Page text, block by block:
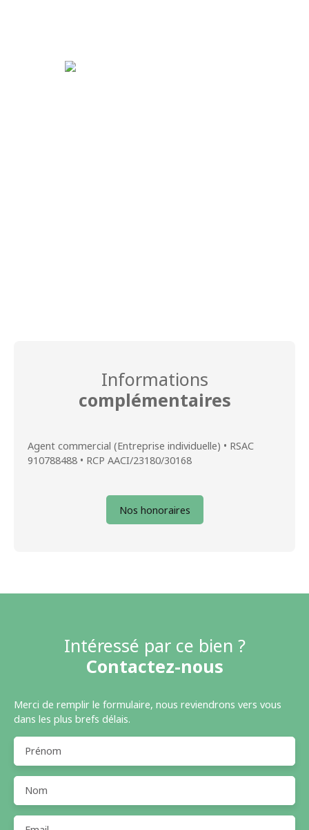
Informations
complémentaires
Agent commercial (Entreprise individuelle) • RSAC
910788488 • RCP AACI/23180/30168
Nos honoraires
Intéressé par ce bien ?
Contactez-nous
Merci de remplir le formulaire, nous reviendrons vers vous
dans les plus brefs délais.
Prénom
Nom